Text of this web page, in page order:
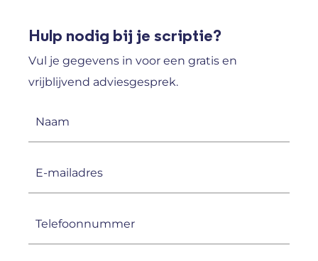
Hulp nodig bij je scriptie?
Vul je gegevens in voor een gratis en
vrijblijvend adviesgesprek.